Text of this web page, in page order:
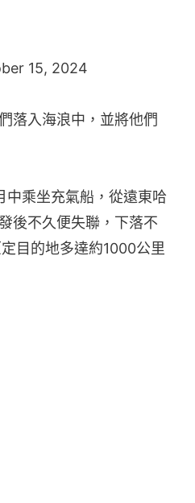
15, 2024
落入海浪中，並將他們
乘坐充氣船，從遠東哈
後不久便失聯，下落不
目的地多達約1000公里